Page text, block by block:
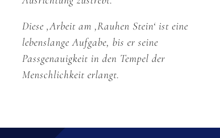
Diese ‚Arbeit am ‚Rauhen Stein‘ ist eine
lebenslange Aufgabe, bis er seine
Passgenauigkeit in den Tempel der
Menschlichkeit erlangt.